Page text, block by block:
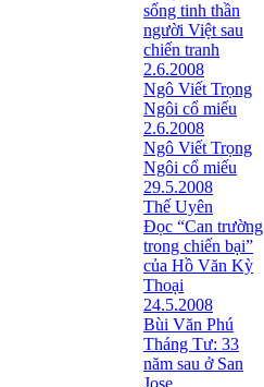
sống tinh thần
người Việt sau
chiến tranh
2.6.2008
Ngô Viết Trọng
Ngôi cổ miếu
2.6.2008
Ngô Viết Trọng
Ngôi cổ miếu
29.5.2008
Thế Uyên
Đọc “Can trường
trong chiến bại”
của Hồ Văn Kỳ
Thoại
24.5.2008
Bùi Văn Phú
Tháng Tư: 33
năm sau ở San
Jose